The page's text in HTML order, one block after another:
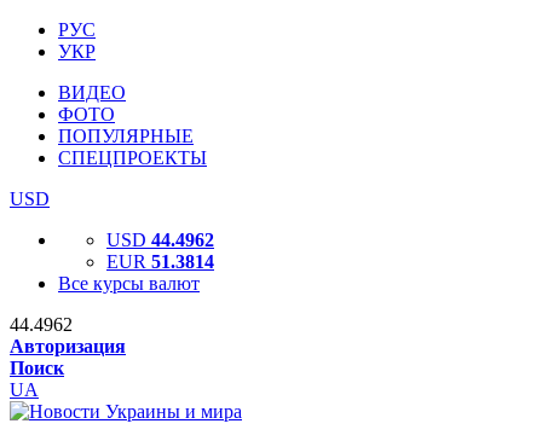
РУС
УКР
ВИДЕО
ФОТО
ПОПУЛЯРНЫЕ
СПЕЦПРОЕКТЫ
USD
USD 44.4962
EUR 51.3814
Все курсы валют
44.4962
Авторизация
Поиск
UA